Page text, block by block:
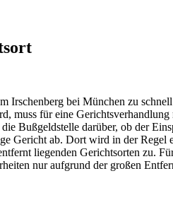
bei München zu
muss für eine Gerichtsverhandlung
Bußgeldstelle darüber, ob der
Gericht ab. Dort wird in der
liegenden Gerichtsorten zu.
nur aufgrund der großen